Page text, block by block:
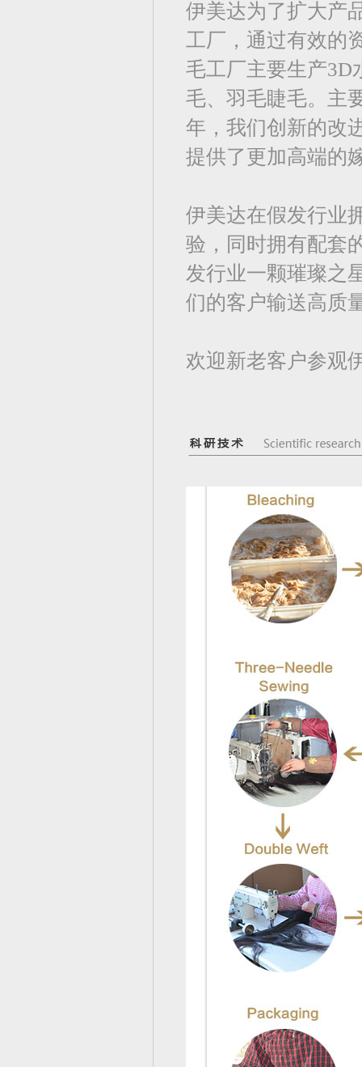
伊美达为了扩大产
工厂，通过有效的
毛工厂主要生产3D
毛、羽毛睫毛。主
年，我们创新的改
提供了更加高端的
伊美达在假发行业
验，同时拥有配套
发行业一颗璀璨之
们的客户输送高质
欢迎新老客户参观